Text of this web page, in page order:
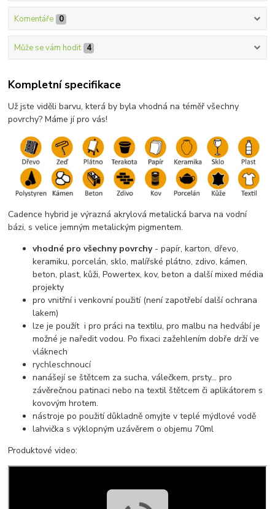
Komentáře 0
Může se vám hodit 4
Kompletní specifikace
Už jste viděli barvu, která by byla vhodná na téměř všechny
povrchy? Máme jí pro vás!
Cadence hybrid je výrazná akrylová metalická barva na vodní
bázi, s velice jemným metalickým pigmentem.
vhodné pro všechny povrchy- papír, karton, dřevo,
keramiku, porcelán, sklo, malířské plátno, zdivo, kámen,
beton, plast, kůži, Powertex, kov, beton a další mixed média
projekty
pro vnitřní i venkovní použití (není zapotřebí další ochrana
lakem)
lze je použít i pro práci na textilu, pro malbu na hedvábí je
možné je naředit vodou. Po fixaci zažehlením dobře drží ve
vláknech
rychleschnoucí
nanášejí se štětcem za sucha, válečkem, prsty... pro
závěrečnou patinaci nebo na textil štětcem či aplikátorem s
kovovým hrotem.
nástroje po použití důkladně omyjte v teplé mýdlové vodě
lahvička s výklopným uzávěrem o objemu 70ml
Produktové video: